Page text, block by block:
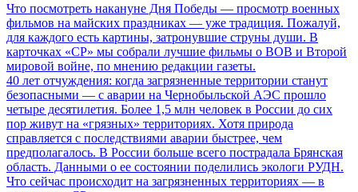
Что посмотреть накануне Дня Победы — просмотр военных
фильмов на майских праздниках — уже традиция. Пожалуй,
для каждого есть картины, затронувшие струны души. В
карточках «СР» мы собрали лучшие фильмы о ВОВ и Второй
мировой войне, по мнению редакции газеты.
40 лет отчуждения: когда загрязненные территории станут
безопасными — с аварии на Чернобыльской АЭС прошло
четыре десятилетия. Более 1,5 млн человек в России до сих
пор живут на «грязных» территориях. Хотя природа
справляется с последствиями аварии быстрее, чем
предполагалось. В России больше всего пострадала Брянская
область. Данными о ее состоянии поделились экологи РУДН.
Что сейчас происходит на загрязненных территориях — в